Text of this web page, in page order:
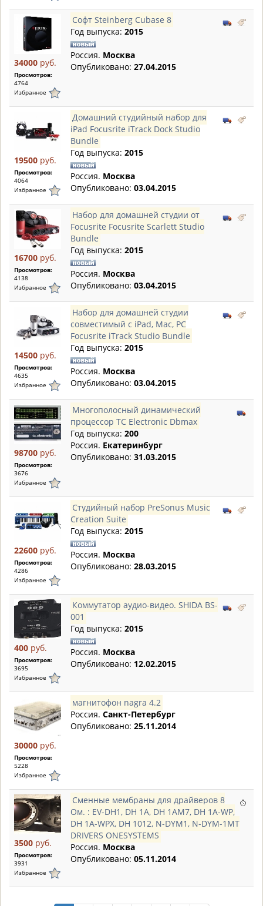
34000 руб.
Просмотров:
4764
Избранное
Софт Steinberg Cubase 8
Год выпуска: 2015
Россия. Москва
Опубликовано: 27.04.2015
19500 руб.
Просмотров:
4064
Избранное
Домашний студийный набор для
iPad Focusrite iTrack Dock Studio
Bundle
Год выпуска: 2015
Россия. Москва
Опубликовано: 03.04.2015
16700 руб.
Просмотров:
4138
Избранное
Набор для домашней студии от
Focusrite Focusrite Scarlett Studio
Bundle
Год выпуска: 2015
Россия. Москва
Опубликовано: 03.04.2015
14500 руб.
Просмотров:
4635
Избранное
Набор для домашней студии
совместимый с iPad, Mac, PC
Focusrite iTrack Studio Bundle
Год выпуска: 2015
Россия. Москва
Опубликовано: 03.04.2015
98700 руб.
Просмотров:
3676
Избранное
Многополосный динамический
процессор TC Electronic Dbmax
Год выпуска: 200
Россия. Екатеринбург
Опубликовано: 31.03.2015
22600 руб.
Просмотров:
4286
Избранное
Студийный набор PreSonus Music
Creation Suite
Год выпуска: 2015
Россия. Москва
Опубликовано: 28.03.2015
400 руб.
Просмотров:
3695
Избранное
Коммутатор аудио-видео. SHIDA BS-
001
Год выпуска: 2015
Россия. Москва
Опубликовано: 12.02.2015
30000 руб.
Просмотров:
5228
Избранное
магнитофон nagra 4.2
Россия. Санкт-Петербург
Опубликовано: 25.11.2014
3500 руб.
Просмотров:
3931
Избранное
Сменные мембраны для драйверов 8
Ом. : EV-DH1, DH 1A, DH 1AM7, DH 1A-WP,
DH 1A-WPX, DH 1012, N-DYM1, N-DYM-1MT
DRIVERS ONESYSTEMS
Россия. Москва
Опубликовано: 05.11.2014